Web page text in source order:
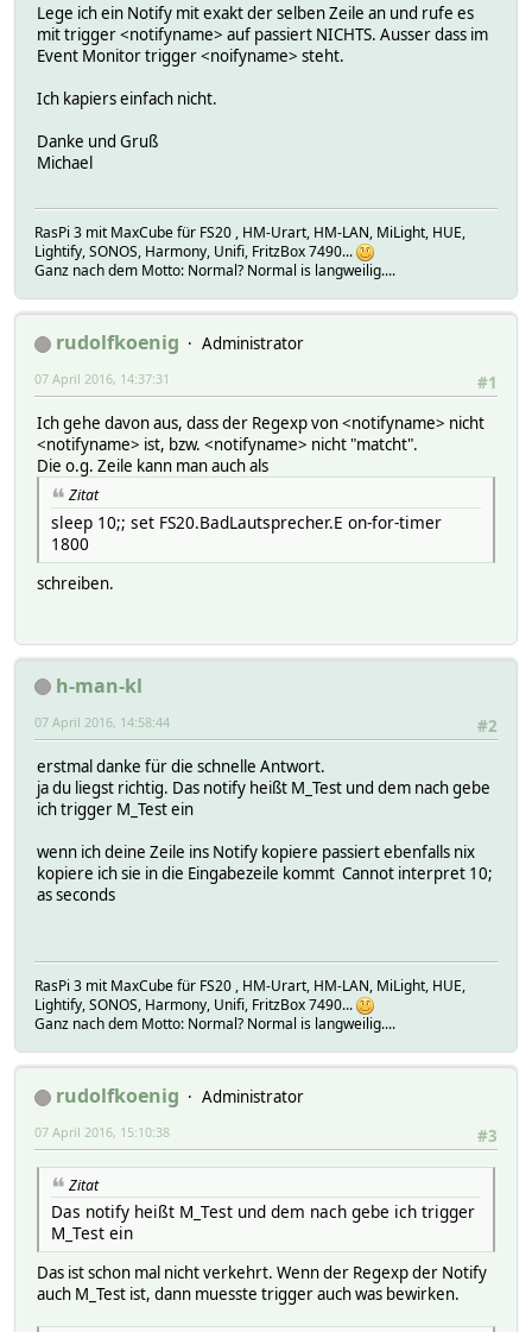
Lege ich ein Notify mit exakt der selben Zeile an und rufe es
mit trigger <notifyname> auf passiert NICHTS. Ausser dass im
Event Monitor trigger <noifyname> steht.
Ich kapiers einfach nicht.
Danke und Gruß
Michael
RasPi 3 mit MaxCube für FS20 , HM-Urart, HM-LAN, MiLight, HUE,
Lightify, SONOS, Harmony, Unifi, FritzBox 7490...
Ganz nach dem Motto: Normal? Normal is langweilig....
rudolfkoenig
Administrator
#1
07 April 2016, 14:37:31
Ich gehe davon aus, dass der Regexp von <notifyname> nicht
<notifyname> ist, bzw. <notifyname> nicht "matcht".
Die o.g. Zeile kann man auch als
Zitat
sleep 10;; set FS20.BadLautsprecher.E on-for-timer
1800
schreiben.
h-man-kl
#2
07 April 2016, 14:58:44
erstmal danke für die schnelle Antwort.
ja du liegst richtig. Das notify heißt M_Test und dem nach gebe
ich trigger M_Test ein
wenn ich deine Zeile ins Notify kopiere passiert ebenfalls nix
kopiere ich sie in die Eingabezeile kommt Cannot interpret 10;
as seconds
RasPi 3 mit MaxCube für FS20 , HM-Urart, HM-LAN, MiLight, HUE,
Lightify, SONOS, Harmony, Unifi, FritzBox 7490...
Ganz nach dem Motto: Normal? Normal is langweilig....
rudolfkoenig
Administrator
#3
07 April 2016, 15:10:38
Zitat
Das notify heißt M_Test und dem nach gebe ich trigger
M_Test ein
Das ist schon mal nicht verkehrt. Wenn der Regexp der Notify
auch M_Test ist, dann muesste trigger auch was bewirken.